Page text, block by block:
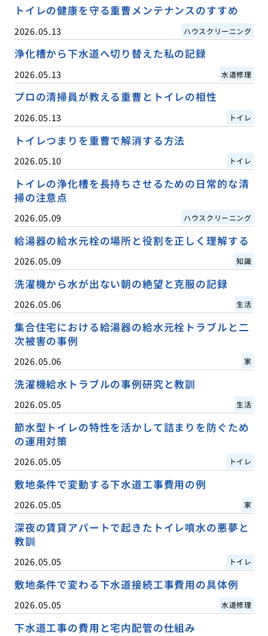
トイレの健康を守る重曹メンテナンスのすすめ
2026.05.13 ハウスクリーニング
浄化槽から下水道へ切り替えた私の記録
2026.05.13 水道修理
プロの清掃員が教える重曹とトイレの相性
2026.05.13 トイレ
トイレつまりを重曹で解消する方法
2026.05.10 トイレ
トイレの浄化槽を長持ちさせるための日常的な清
掃の注意点
2026.05.09 ハウスクリーニング
給湯器の給水元栓の場所と役割を正しく理解する
2026.05.09 知識
洗濯機から水が出ない朝の絶望と克服の記録
2026.05.06 生活
集合住宅における給湯器の給水元栓トラブルと二
次被害の事例
2026.05.06 家
洗濯機給水トラブルの事例研究と教訓
2026.05.05 生活
節水型トイレの特性を活かして詰まりを防ぐため
の運用対策
2026.05.05 トイレ
敷地条件で変動する下水道工事費用の例
2026.05.05 家
深夜の賃貸アパートで起きたトイレ噴水の悪夢と
教訓
2026.05.05 トイレ
敷地条件で変わる下水道接続工事費用の具体例
2026.05.05 水道修理
下水道工事の費用と宅内配管の仕組み